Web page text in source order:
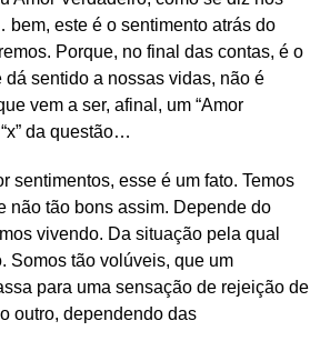
este é o sentimento atrás do
Porque, no final das contas, é o
dá sentido a nossas vidas, não é
vem a ser, afinal, um “Amor
da questão…
sentimentos, esse é um fato. Temos
não tão bons assim. Depende do
vivendo. Da situação pela qual
Somos tão volúveis, que um
para uma sensação de rejeição de
outro, dependendo das